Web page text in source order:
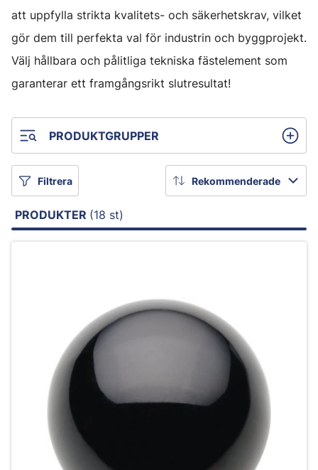
att uppfylla strikta kvalitets- och säkerhetskrav, vilket
gör dem till perfekta val för industrin och byggprojekt.
Välj hållbara och pålitliga tekniska fästelement som
garanterar ett framgångsrikt slutresultat!
PRODUKTGRUPPER
Filtrera Rekommenderade
PRODUKTER (18 st)